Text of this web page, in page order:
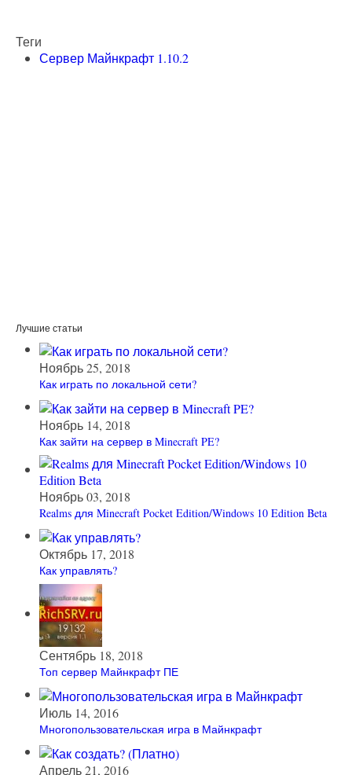
Теги
Сервер Майнкрафт 1.10.2
Лучшие статьи
Ноябрь 25, 2018
Как играть по локальной сети?
Ноябрь 14, 2018
Как зайти на сервер в Minecraft PE?
Ноябрь 03, 2018
Realms для Minecraft Pocket Edition/Windows 10 Edition Beta
Октябрь 17, 2018
Как управлять?
Сентябрь 18, 2018
Топ сервер Майнкрафт ПЕ
Июль 14, 2016
Многопользовательская игра в Майнкрафт
Апрель 21, 2016